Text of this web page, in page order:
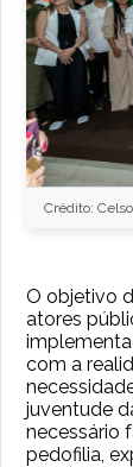
Crédito:
O objetivo
atores
com a
juventude
necessário
pedofilia,